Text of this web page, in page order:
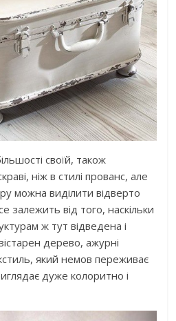
своїй, також
ніж в стилі прованс, але
можна виділити відверто
залежить від того, наскільки
ж тут відведена і
дерево, ажурні
який немов переживає
дуже колоритно і